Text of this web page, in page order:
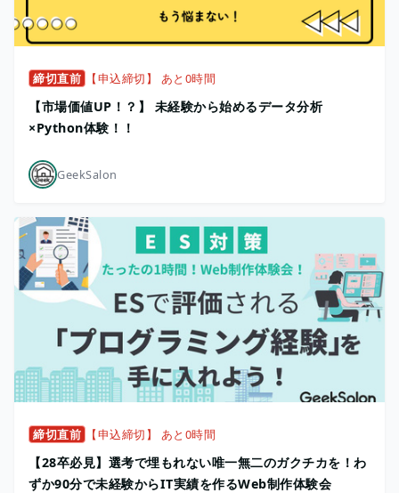
締切直前 【申込締切】 あと0時間
【市場価値UP！？】 未経験から始めるデータ分析
×Python体験！！
GeekSalon
締切直前 【申込締切】 あと0時間
【28卒必見】選考で埋もれない唯一無二のガクチカを！わ
ずか90分で未経験からIT実績を作るWeb制作体験会